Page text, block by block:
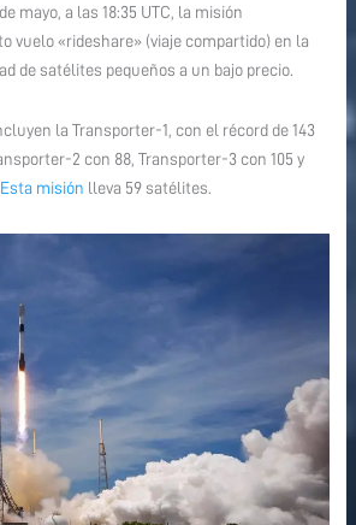
mayo, a las 18:35 UTC, la misión
vuelo «rideshare» (viaje compartido) en la
de satélites pequeños a un bajo precio.
la Transporter-1, con el récord de 143
2 con 88, Transporter-3 con 105 y
Esta misión lleva 59 satélites.